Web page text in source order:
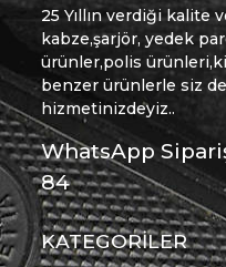
25 Yıllın verdiği kalite
kabze,şarjör, yedek
ürünler,polis
benzer ürünlerle siz
hizmetinizdeyiz..
WhatsApp
84
KATEGORİLER